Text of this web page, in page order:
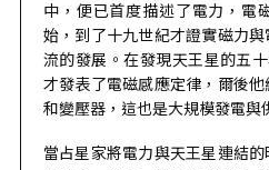
中，便已首度描述了電力，電
始，到了十九世紀才證實磁力
流的發展。在發現天王星的五
才發表了電磁感應定律，爾後
和變壓器，這也是大規模發電與
當占星家將電力與天王星連結